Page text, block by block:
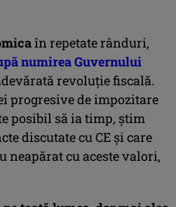
în repetate rânduri,
numirea Guvernului
revoluție fiscală.
progresive de impozitare
posibil să ia timp, știm
discutate cu CE și care
neapărat cu aceste valori,